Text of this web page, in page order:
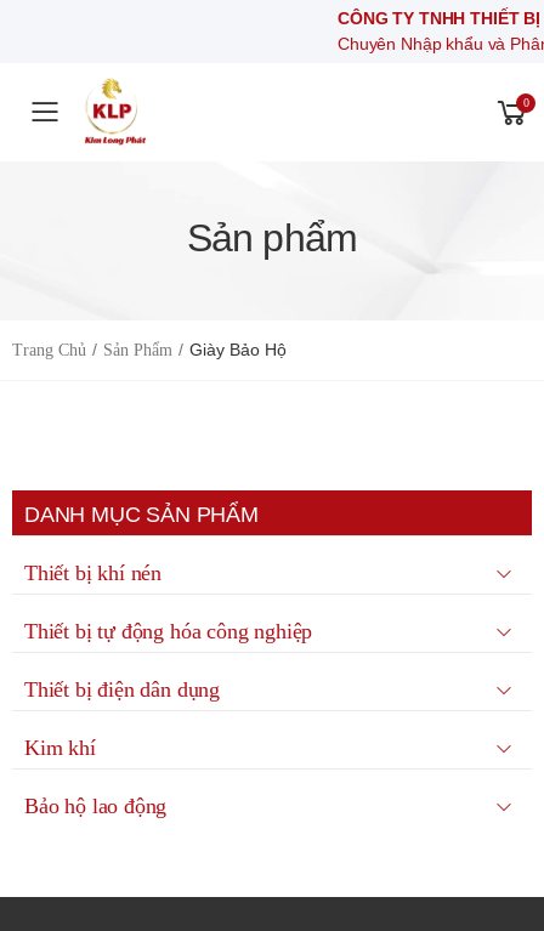
CÔNG TY TNHH THIẾT BỊ
Chuyên Nhập khẩu và
Toggle mobile menu
0
Sản phẩm
Trang Chủ Sản Phẩm Giày Bảo Hộ
DANH MỤC SẢN PHẨM
Thiết bị khí nén
Thiết bị tự động hóa công nghiệp
Thiết bị điện dân dụng
Kim khí
Bảo hộ lao động